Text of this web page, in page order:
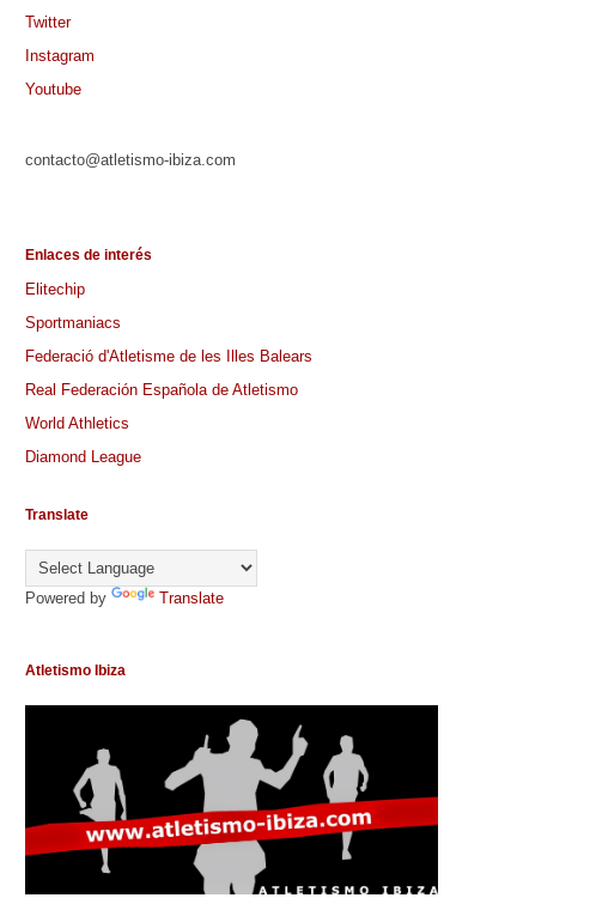
Twitter
Instagram
Youtube
contacto@atletismo-ibiza.com
Enlaces de interés
Elitechip
Sportmaniacs
Federació d'Atletisme de les Illes Balears
Real Federación Española de Atletismo
World Athletics
Diamond League
Translate
Powered by Translate
Atletismo Ibiza